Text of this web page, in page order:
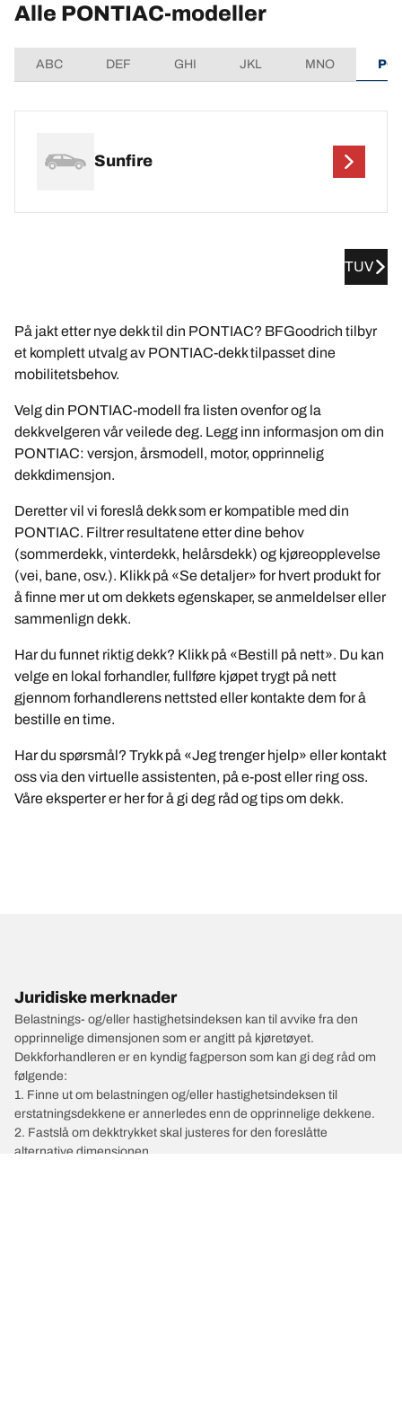
Alle PONTIAC-modeller
ABC DEF GHI JKL MNO
Sunfire
TUV
På jakt etter nye dekk til din PONTIAC? BFGoodrich tilbyr
et komplett utvalg av PONTIAC-dekk tilpasset dine
mobilitetsbehov.
Velg din PONTIAC-modell fra listen ovenfor og la
dekkvelgeren vår veilede deg. Legg inn informasjon om din
PONTIAC: versjon, årsmodell, motor, opprinnelig
dekkdimensjon.
Deretter vil vi foreslå dekk som er kompatible med din
PONTIAC. Filtrer resultatene etter dine behov
(sommerdekk, vinterdekk, helårsdekk) og kjøreopplevelse
(vei, bane, osv.). Klikk på «Se detaljer» for hvert produkt for
å finne mer ut om dekkets egenskaper, se anmeldelser eller
sammenlign dekk.
Har du funnet riktig dekk? Klikk på «Bestill på nett». Du kan
velge en lokal forhandler, fullføre kjøpet trygt på nett
gjennom forhandlerens nettsted eller kontakte dem for å
bestille en time.
Har du spørsmål? Trykk på «Jeg trenger hjelp» eller kontakt
oss via den virtuelle assistenten, på e-post eller ring oss.
Våre eksperter er her for å gi deg råd og tips om dekk.
Juridiske merknader
Belastnings- og/eller hastighetsindeksen kan til avvike fra den
opprinnelige dimensjonen som er angitt på kjøretøyet.
Dekkforhandleren er en kyndig fagperson som kan gi deg råd om
følgende:
1. Finne ut om belastningen og/eller hastighetsindeksen til
erstatningsdekkene er annerledes enn de opprinnelige dekkene.
2. Fastslå om dekktrykket skal justeres for den foreslåtte
alternative dimensjonen